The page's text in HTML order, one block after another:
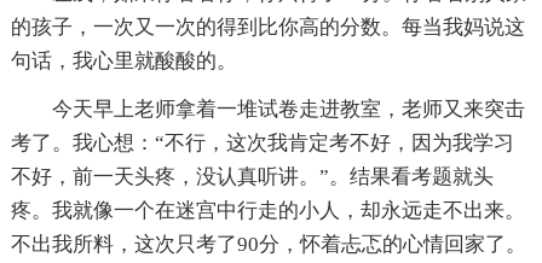
的孩子，一次又一次的得到比你高的分数。每当我妈说这
句话，我心里就酸酸的。
今天早上老师拿着一堆试卷走进教室，老师又来突击
考了。我心想：“不行，这次我肯定考不好，因为我学习
不好，前一天头疼，没认真听讲。”。结果看考题就头
疼。我就像一个在迷宫中行走的小人，却永远走不出来。
不出我所料，这次只考了90分，怀着忐忑的心情回家了。